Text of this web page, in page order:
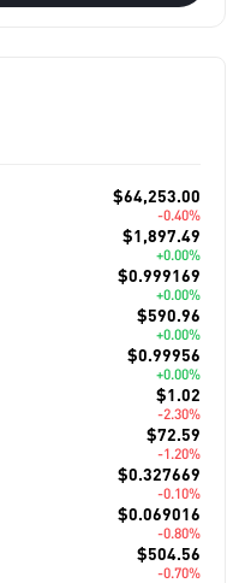
$64,253.00
-0.40%
$1,897.49
+0.00%
$0.999169
+0.00%
$590.96
+0.00%
$0.99956
+0.00%
$1.02
-2.30%
$72.59
-1.20%
$0.327669
-0.10%
$0.069016
-0.80%
$504.56
-0.70%